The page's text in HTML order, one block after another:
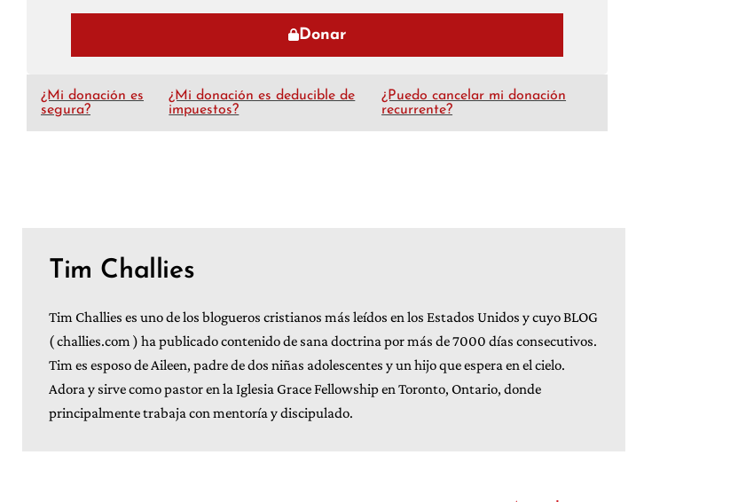
Donar
¿Mi donación es
segura?
¿Mi donación es deducible de
impuestos?
¿Puedo cancelar mi donación
recurrente?
Tim Challies
Tim Challies es uno de los blogueros cristianos más leídos en los Estados Unidos y cuyo BLOG
( challies.com ) ha publicado contenido de sana doctrina por más de 7000 días consecutivos.
Tim es esposo de Aileen, padre de dos niñas adolescentes y un hijo que espera en el cielo.
Adora y sirve como pastor en la Iglesia Grace Fellowship en Toronto, Ontario, donde
principalmente trabaja con mentoría y discipulado.